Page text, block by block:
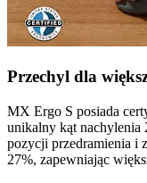
Przechyl dla
MX Ergo S posiada
unikalny kąt nachylenia
pozycji przedramienia i
27%, zapewniając